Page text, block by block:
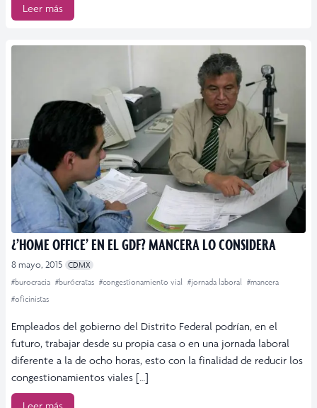
Leer más
¿’HOME OFFICE’ EN EL GDF? MANCERA LO CONSIDERA
8 mayo, 2015 CDMX
#burocracia #burócratas #congestionamiento vial #jornada laboral #mancera
#oficinistas
Empleados del gobierno del Distrito Federal podrían, en el
futuro, trabajar desde su propia casa o en una jornada laboral
diferente a la de ocho horas, esto con la finalidad de reducir los
congestionamientos viales […]